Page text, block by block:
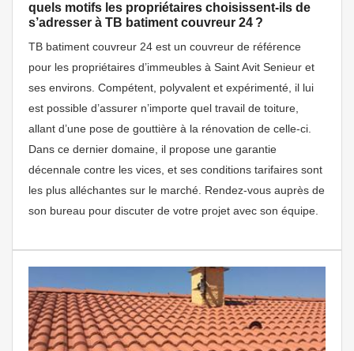
quels motifs les propriétaires choisissent-ils de
s’adresser à TB batiment couvreur 24 ?
TB batiment couvreur 24 est un couvreur de référence
pour les propriétaires d’immeubles à Saint Avit Senieur et
ses environs. Compétent, polyvalent et expérimenté, il lui
est possible d’assurer n’importe quel travail de toiture,
allant d’une pose de gouttière à la rénovation de celle-ci.
Dans ce dernier domaine, il propose une garantie
décennale contre les vices, et ses conditions tarifaires sont
les plus alléchantes sur le marché. Rendez-vous auprès de
son bureau pour discuter de votre projet avec son équipe.